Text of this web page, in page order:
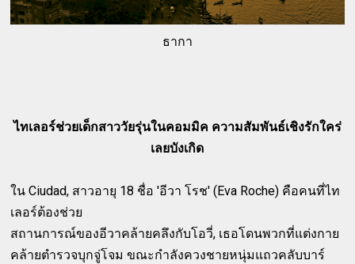
ธากา
ไทเลอร์ช่วยเด็กสาววัยรุ่นในคอมมิค ความสัมพันธ์เชิงรักใคร่
เลยบังเกิด
ใน Ciudad, สาวอายุ 18 ชื่อ 'อีวา โรช' (Eva Roche) คือคนที่ไท
เลอร์ต้องช่วย
สถานการณ์ของอีวาคล้ายคลึงกับโอวี่, เธอโดนพวกที่แต่งกาย
คล้ายตำรวจบุกจู่โจม ขณะกำลังควงชายหนุ่มแถวคลับบาร์